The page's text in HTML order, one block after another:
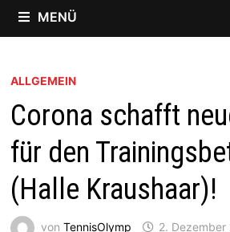
MENÜ
ALLGEMEIN
Corona schafft
für den
(Halle Kraushaar)!
von TennisOlymp 2. Dezember